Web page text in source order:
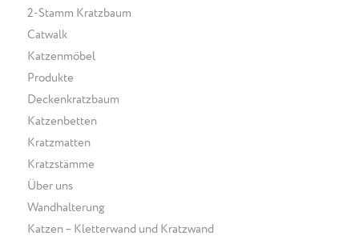
2-Stamm Kratzbaum
Catwalk
Katzenmöbel
Produkte
Deckenkratzbaum
Katzenbetten
Kratzmatten
Kratzstämme
Über uns
Wandhalterung
Katzen – Kletterwand und Kratzwand